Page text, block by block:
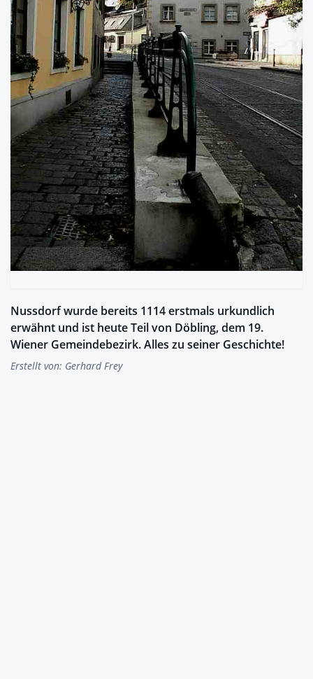
Nussdorf wurde bereits 1114 erstmals urkundlich
erwähnt und ist heute Teil von Döbling, dem 19.
Wiener Gemeindebezirk. Alles zu seiner Geschichte!
Erstellt von: Gerhard Frey